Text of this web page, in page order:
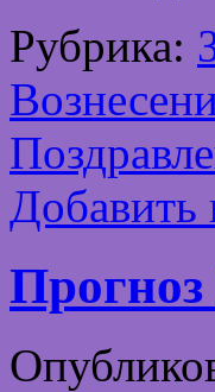
Рубрика:
Добавить